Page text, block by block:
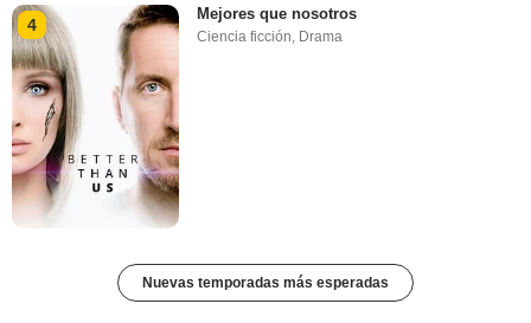
4
Mejores que nosotros
Ciencia ficción, Drama
Nuevas temporadas más esperadas